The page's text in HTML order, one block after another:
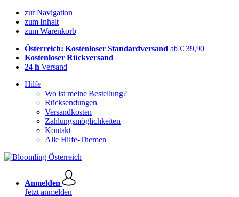
zur Navigation
zum Inhalt
zum Warenkorb
Österreich: Kostenloser Standardversand ab € 39,90
Kostenloser Rückversand
24 h Versand
Hilfe
Wo ist meine Bestellung?
Rücksendungen
Versandkosten
Zahlungsmöglichkeiten
Kontakt
Alle Hilfe-Themen
Anmelden
Jetzt anmelden